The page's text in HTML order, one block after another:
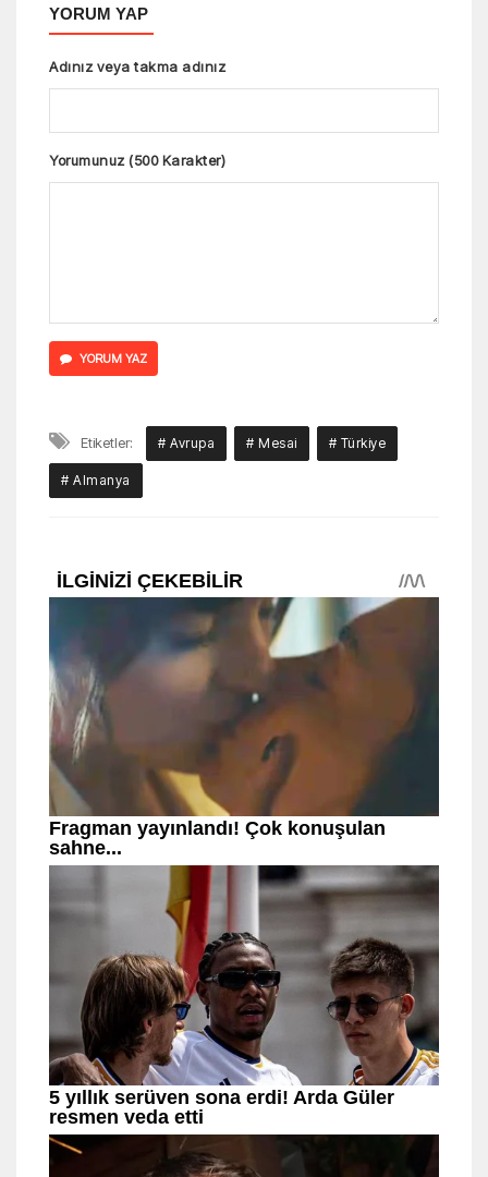
YORUM YAP
Adınız veya takma adınız
Yorumunuz (500 Karakter)
YORUM YAZ
Etiketler: # Avrupa # Mesai # Türkiye
# Almanya